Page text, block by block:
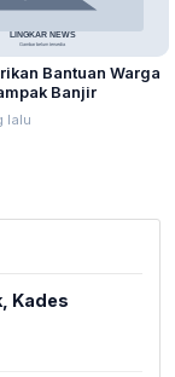
Bantuan Warga
Banjir
lalu
Kades